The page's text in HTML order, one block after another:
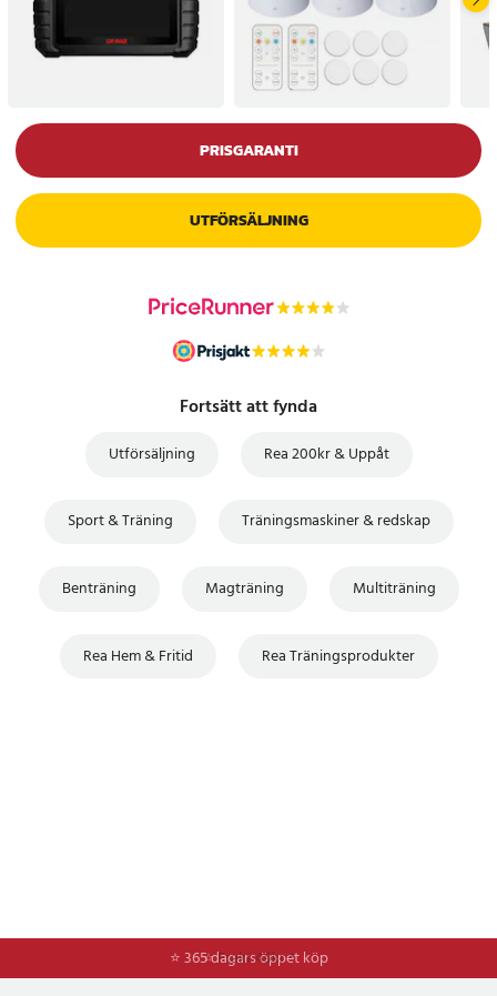
PRISGARANTI
UTFÖRSÄLJNING
Fortsätt att fynda
Utförsäljning Rea 200kr & Uppåt
Sport & Träning Träningsmaskiner & redskap
Benträning Magträning Multiträning
Rea Hem & Fritid Rea Träningsprodukter
⭐ 365 dagars öppet köp
⭐Frakt 49kr *